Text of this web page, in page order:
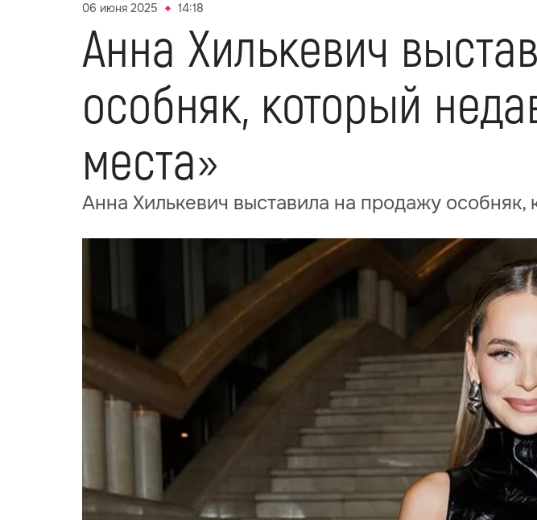
06 июня 2025 14:18
Анна Хилькевич
особняк, который
места»
Анна Хилькевич выставила на продажу особняк,